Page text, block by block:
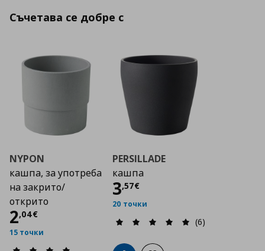
Съчетава се добре с
NYPON
кашпа, за употреба
на закрито/
открито
2,04€
Цена
15 точки
PERSILLADE
кашпа
3,57€
Цена
20 точки
(6)